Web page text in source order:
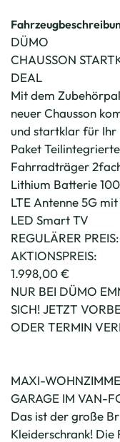
DÜMO
CHAUSSON
DEAL
Mit dem
neuer Chausson
und startklar für Ihr
Paket
Fahrradträger
Lithium Batterie
LTE Antenne 5G
LED Smart TV
REGULÄRER
AKTIONSPREIS:
1.998,00 €
NUR BEI DÜMO
SICH! JETZT
ODER TERMIN
MAXI-
GARAGE IM VAN-
Das ist der große
Kleiderschrank!